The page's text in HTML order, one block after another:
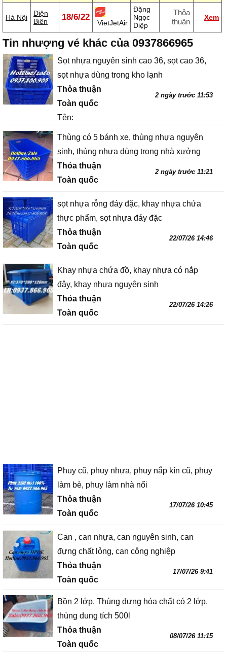
Hà Nội
Điện
Biên
18/6/22
VietJetAir
Đặng
Ngọc
Diệp
Thỏa
thuận
Xem
Tin nhượng vé khác của 0937866965
Sọt nhựa nguyên sinh cao 36, sọt cao 36,
sọt nhựa dùng trong kho lạnh
Thỏa thuận
Toàn quốc
Tên:
2 ngày trước 11:53
Thùng có 5 bánh xe, thùng nhựa nguyên
sinh, thùng nhựa dùng trong nhà xưởng
Thỏa thuận
Toàn quốc
2 ngày trước 11:21
sọt nhựa rỗng đáy đặc, khay nhựa chứa
thực phẩm, sọt nhựa đáy đặc
Thỏa thuận
Toàn quốc
22/07/26 14:46
Khay nhựa chứa đồ, khay nhựa có nắp
đậy, khay nhựa nguyên sinh
Thỏa thuận
Toàn quốc
22/07/26 14:26
Phuy cũ, phuy nhựa, phuy nắp kín cũ, phuy
làm bè, phuy làm nhà nổi
Thỏa thuận
Toàn quốc
17/07/26 10:45
Can , can nhựa, can nguyên sinh, can
đựng chất lỏng, can công nghiệp
Thỏa thuận
Toàn quốc
17/07/26 9:41
Bồn 2 lớp, Thùng đựng hóa chất có 2 lớp,
thùng dung tích 500l
Thỏa thuận
Toàn quốc
08/07/26 11:15